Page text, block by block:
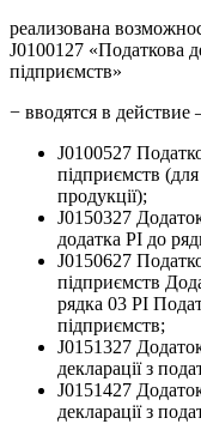
реализована
J0100127 «Податкова
підприємств»
− вводятся в
J0100527
підприємств (для
продукції);
J0150327
додатка РІ до
J0150627
підприємств
рядка 03 РІ
підприємств;
J0151327
декларації з
J0151427
декларації з